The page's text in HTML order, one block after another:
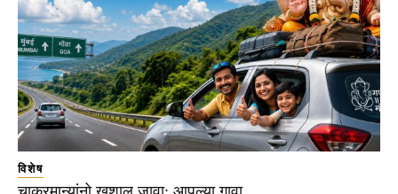
विशेष